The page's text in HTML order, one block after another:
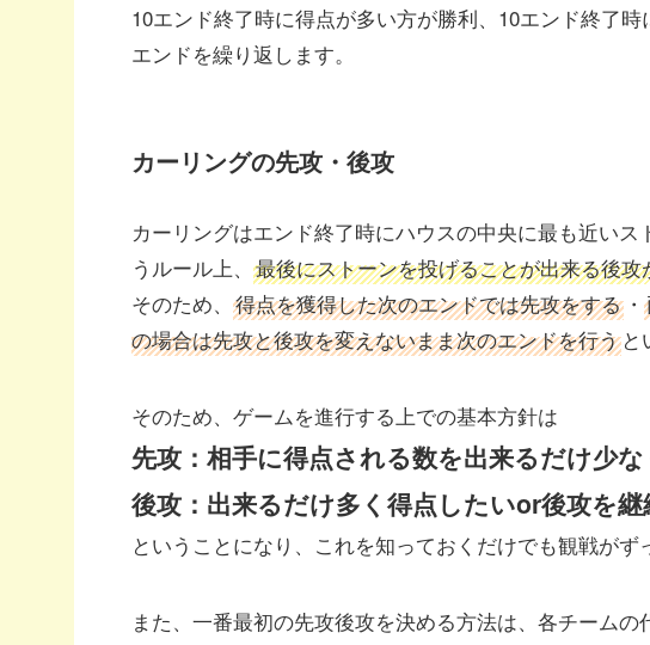
10エンド終了時に得点が多い方が勝利、10エンド終了
エンドを繰り返します。
カーリングの先攻・後攻
カーリングはエンド終了時にハウスの中央に最も近い
うルール上、 最後にストーンを投げることが出来る後攻
そのため、 得点を獲得した次のエンドでは先攻をする ・
の場合は先攻と後攻を変えないまま次のエンドを行う と
そのため、ゲームを進行する上での基本方針は
先攻：相手に得点される数を出来るだけ少
後攻：出来るだけ多く得点したいor後攻を
ということになり、これを知っておくだけでも観戦がず
また、一番最初の先攻後攻を決める方法は、各チーム